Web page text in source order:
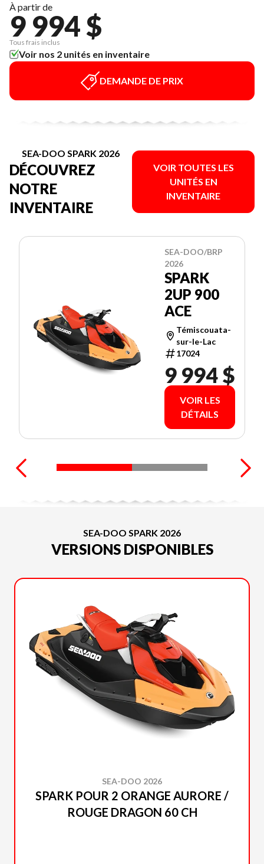
À partir de
9 994 $
Tous frais inclus
Voir nos 2 unités en inventaire
DEMANDE DE PRIX
SEA-DOO SPARK 2026
DÉCOUVREZ
NOTRE
INVENTAIRE
VOIR TOUTES LES
UNITÉS EN
INVENTAIRE
SEA-DOO/BRP
2026
SPARK
2UP 900
ACE
Témiscouata-
sur-le-Lac
17024
9 994 $
VOIR LES
DÉTAILS
SEA-DOO SPARK 2026
VERSIONS DISPONIBLES
SEA-DOO 2026
SPARK POUR 2 ORANGE AURORE /
ROUGE DRAGON 60 CH